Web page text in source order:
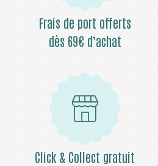
Frais de port offerts
dès 69€ d’achat
Click & Collect gratuit